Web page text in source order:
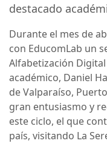
destacado
Durante el mes de
con EducomLab un
Alfabetización
académico, Daniel
de Valparaíso,
gran entusiasmo y
este ciclo, el que
país, visitando La